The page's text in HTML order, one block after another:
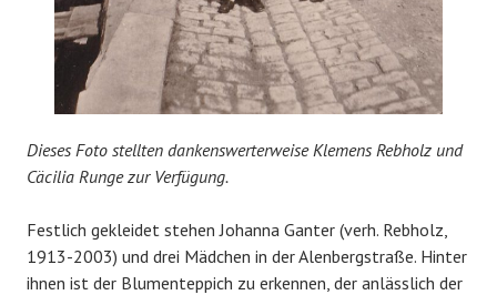
Dieses Foto stellten dankenswerterweise Klemens Rebholz und
Cäcilia Runge zur Verfügung.
Festlich gekleidet stehen Johanna Ganter (verh. Rebholz,
1913-2003) und drei Mädchen in der Alenbergstraße. Hinter
ihnen ist der Blumenteppich zu erkennen, der anlässlich der